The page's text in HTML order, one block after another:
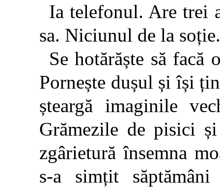
Ia telefonul. Are trei
sa. Niciunul de la soție.
Se hotărăște să facă
Pornește dușul și își
șteargă imaginile
Grămezile de pisici
zgârietură însemna
s-a simțit